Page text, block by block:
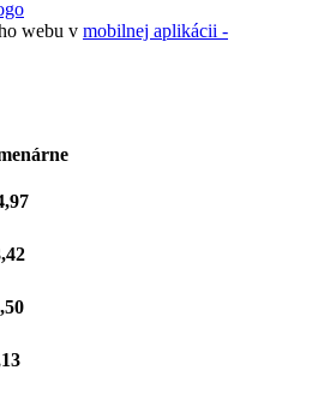
webu v mobilnej aplikácii -